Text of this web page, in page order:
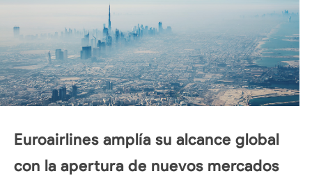
Euroairlines amplía su alcance global
con la apertura de nuevos mercados